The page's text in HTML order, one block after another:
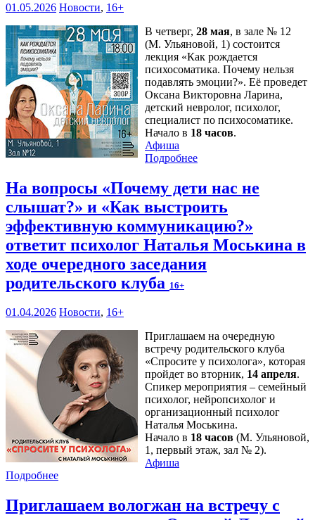
01.05.2026 Новости, 16+
В четверг, 28 мая, в зале № 12
(М. Ульяновой, 1) состоится
лекция «Как рождается
психосоматика. Почему нельзя
подавлять эмоции?». Её проведет
Оксана Викторовна Ларина,
детский невролог, психолог,
специалист по психосоматике.
Начало в 18 часов.
Афиша
Подробнее
На вопросы «Почему дети нас не
слышат?» и «Как выстроить
эффективную коммуникацию?»
ответит психолог Наталья Моськина в
ходе очередного заседания
родительского клуба 16+
01.04.2026 Новости, 16+
Приглашаем на очередную
встречу родительского клуба
«Спросите у психолога», которая
пройдет во вторник, 14 апреля.
Спикер мероприятия – семейный
психолог, нейропсихолог и
организационный психолог
Наталья Моськина.
Начало в 18 часов (М. Ульяновой,
1, первый этаж, зал № 2).
Афиша
Подробнее
Приглашаем вологжан на встречу с